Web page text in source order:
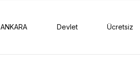
ANKARA Devlet Ücretsiz